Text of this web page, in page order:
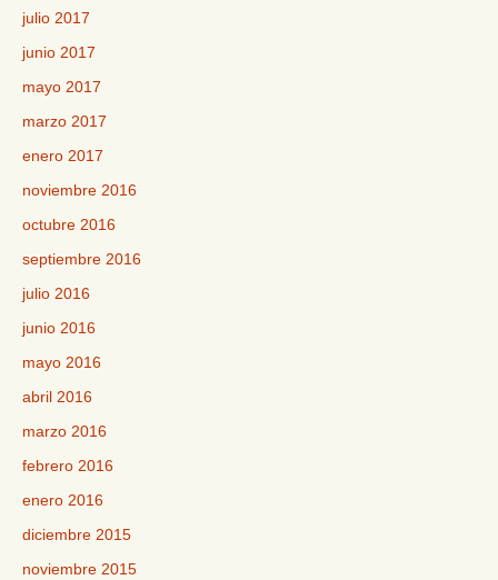
julio 2017
junio 2017
mayo 2017
marzo 2017
enero 2017
noviembre 2016
octubre 2016
septiembre 2016
julio 2016
junio 2016
mayo 2016
abril 2016
marzo 2016
febrero 2016
enero 2016
diciembre 2015
noviembre 2015